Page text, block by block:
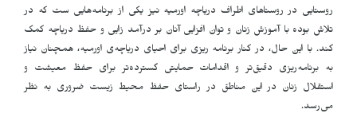
روستایی در روستاهای اطراف دریاچه اورمیه نیز یکی از برنامه‌هایی ست که در
تلاش بوده با آموزش زنان و توان افزایی آنان بر درآمد زایی و حفظ دریاچه کمک
کند. با این حال، در کنار برنامه‌ ریزی برای احیای دریاچه‌ی اورمیه، همچنان نیاز
به برنامه‌ریزی دقیق‌تر و اقدامات حمایتی گسترده‌تر برای حفظ معیشت و
استقلال زنان در این مناطق در راستای حفظ محیط زیست ضروری به نظر
می‌رسد.